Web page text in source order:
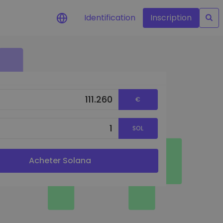
Alertes de prix
Portefeuille données analytiques
performances optimales
Identification Inscription
€
SOL
Acheter Solana